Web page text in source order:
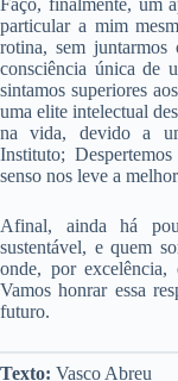
Faço, finalmente, um
particular a mim
rotina, sem juntarmos
consciência única de
sintamos superiores
uma elite intelectual
na vida, devido a
Instituto;
senso nos leve a
Afinal, ainda há
sustentável, e quem
onde, por excelência,
Vamos honrar essa
futuro.
Texto: Vasco Abreu